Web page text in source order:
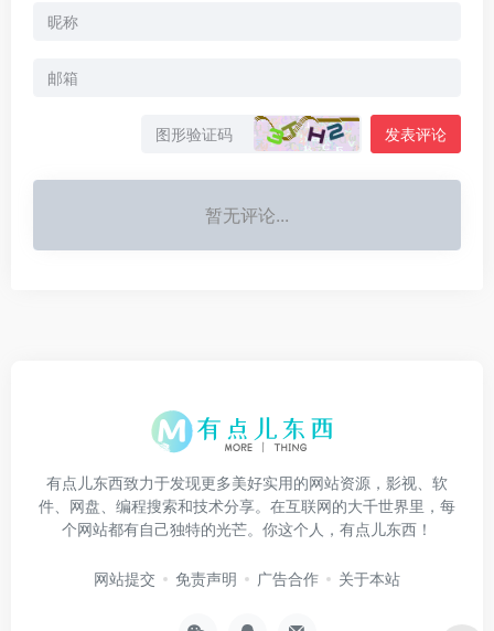
发表评论
暂无评论...
有点儿东西致力于发现更多美好实用的网站资源，影视、软
件、网盘、编程搜索和技术分享。在互联网的大千世界里，每
个网站都有自己独特的光芒。你这个人，有点儿东西！
网站提交 免责声明 广告合作 关于本站